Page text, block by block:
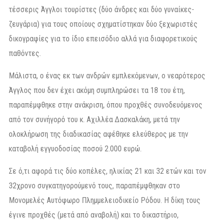
τέσσερις Άγγλοι τουρίστες (δύο άνδρες και δύο γυναίκες-
ζευγάρια) για τους οποίους σχηματίστηκαν δύο ξεχωριστές
δικογραφίες για το ίδιο επεισόδιο αλλά για διαφορετικούς
παθόντες.
Μάλιστα, ο ένας εκ των ανδρών εμπλεκόμενων, ο νεαρότερος
Άγγλος που δεν έχει ακόμη συμπληρώσει τα 18 του έτη,
παραπέμφθηκε στην ανάκριση, όπου προχθές συνοδευόμενος
από τον συνήγορό του κ. Αχιλλέα Δασκαλάκη, μετά την
ολοκλήρωση της διαδικασίας αφέθηκε ελεύθερος με την
καταβολή εγγυοδοσίας ποσού 2.000 ευρώ.
Σε ό,τι αφορά τις δύο κοπέλες, ηλικίας 21 και 32 ετών και τον
32χρονο συγκατηγορούμενό τους, παραπέμφθηκαν στο
Μονομελές Αυτόφωρο Πλημμελειοδικείο Ρόδου. Η δίκη τους
έγινε προχθές (μετά από αναβολή) και το δικαστήριο,